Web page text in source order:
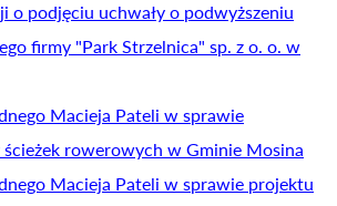
o podjęciu uchwały o podwyższeniu
firmy "Park Strzelnica" sp. z o. o. w
Macieja Pateli w sprawie
rowerowych w Gminie Mosina
Macieja Pateli w sprawie projektu